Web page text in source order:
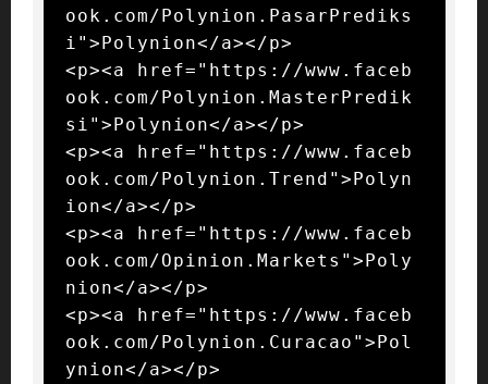
ook.com/Polynion.PasarPrediks
i">Polynion</a></p>
<p><a href="https://www.faceb
ook.com/Polynion.MasterPredik
si">Polynion</a></p>
<p><a href="https://www.faceb
ook.com/Polynion.Trend">Polyn
ion</a></p>
<p><a href="https://www.faceb
ook.com/Opinion.Markets">Poly
nion</a></p>
<p><a href="https://www.faceb
ook.com/Polynion.Curacao">Pol
ynion</a></p>